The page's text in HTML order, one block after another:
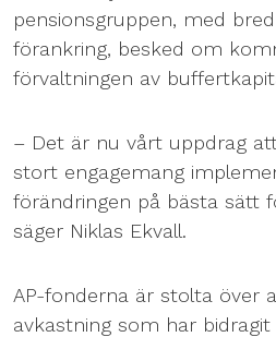
pensionsgruppen, med
förankring, besked om
förvaltningen av
– Det är nu vårt uppdrag
stort engagemang
förändringen på bästa sätt
säger Niklas Ekvall.
AP-fonderna är stolta över
avkastning som har